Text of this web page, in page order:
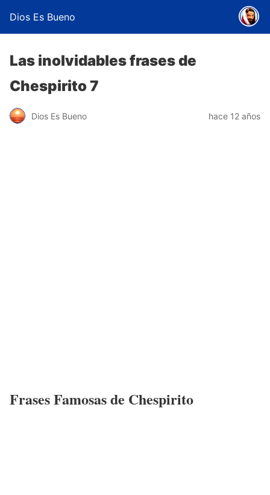
Dios Es Bueno
Las inolvidables frases de
Chespirito 7
Dios Es Bueno hace 12 años
Frases Famosas de Chespirito